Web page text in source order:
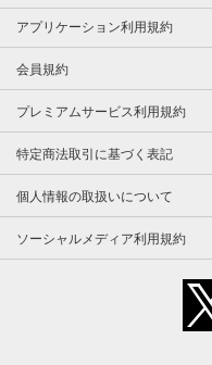
アプリケーション利用規約
会員規約
プレミアムサービス利用規約
特定商法取引に基づく表記
個人情報の取扱いについて
ソーシャルメディア利用規約